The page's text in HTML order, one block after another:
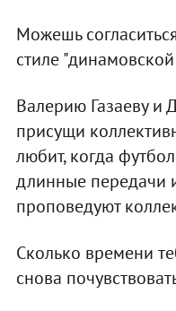
Можешь
стиле
Валерию Газаеву и
присущи
любит, когда
длинные передачи
проповедуют
Сколько времени
снова